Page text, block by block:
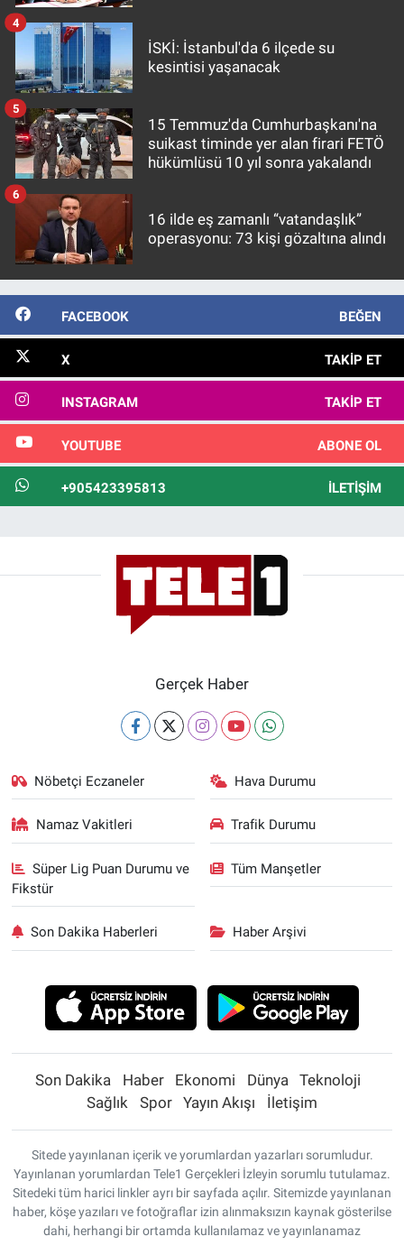
İSKİ: İstanbul'da 6 ilçede su
kesintisi yaşanacak
4
15 Temmuz'da Cumhurbaşkanı'na
suikast timinde yer alan firari FETÖ
hükümlüsü 10 yıl sonra yakalandı
5
16 ilde eş zamanlı “vatandaşlık”
operasyonu: 73 kişi gözaltına alındı
6
FACEBOOK BEĞEN
X TAKIP ET
INSTAGRAM TAKIP ET
YOUTUBE ABONE OL
+905423395813 İLETIŞIM
Gerçek Haber
Nöbetçi Eczaneler Hava Durumu
Namaz Vakitleri Trafik Durumu
Süper Lig Puan Durumu ve
Fikstür
Tüm Manşetler
Son Dakika Haberleri Haber Arşivi
Son Dakika Haber Ekonomi Dünya
Teknoloji
Sağlık
Spor Yayın Akışı İletişim
Sitede yayınlanan içerik ve yorumlardan yazarları sorumludur.
Yayınlanan yorumlardan Tele1 Gerçekleri İzleyin sorumlu tutulamaz.
Sitedeki tüm harici linkler ayrı bir sayfada açılır. Sitemizde yayınlanan
haber, köşe yazıları ve fotoğraflar izin alınmaksızın kaynak gösterilse
dahi, herhangi bir ortamda kullanılamaz ve yayınlanamaz